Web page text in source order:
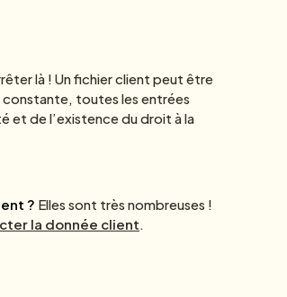
là ! Un fichier client peut être
constante, toutes les entrées
et de l’existence du droit à la
? Elles sont très nombreuses !
la donnée client.